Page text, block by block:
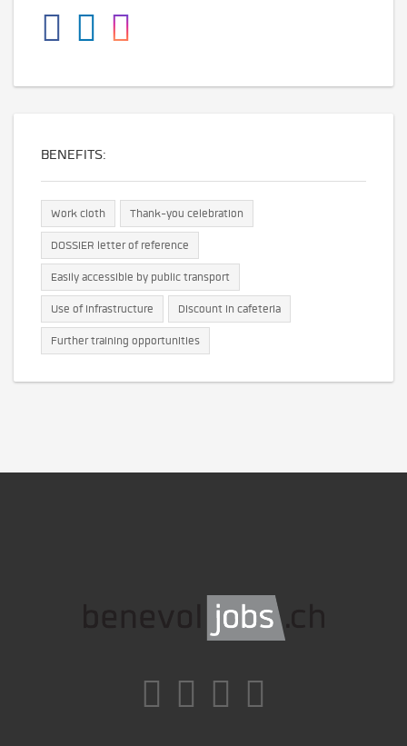
BENEFITS:
Work cloth Thank-you celebration
DOSSIER letter of reference
Easily accessible by public transport
Use of infrastructure Discount in cafeteria
Further training opportunities